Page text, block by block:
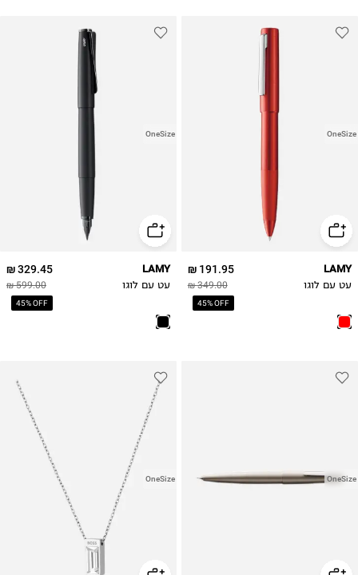
OneSize
191.95 ₪
349.00 ₪
45% OFF
LAMY
עט עם לוגו
OneSize
329.45 ₪
599.00 ₪
45% OFF
LAMY
עט עם לוגו
OneSize
OneSize